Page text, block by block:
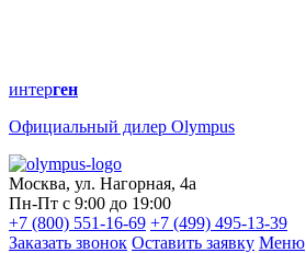
интерген
Официальный дилер Olympus
Москва, ул. Нагорная, 4а
Пн-Пт с 9:00 до 19:00
+7 (800) 551-16-69 +7 (499) 495-13-39
Заказать звонок Оставить заявку Меню